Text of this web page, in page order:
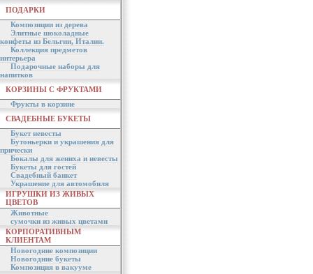
ПОДАРКИ
Композиции из дерева
Элитные шоколадные
конфеты из Бельгии, Италии.
Коллекция предметов
интерьера
Подарочные наборы для
напитков
КОРЗИНЫ С ФРУКТАМИ
Фрукты в корзине
СВАДЕБНЫЕ БУКЕТЫ
Букет невесты
Бутоньерки и украшения для
прически
Бокалы для жениха и невесты
Букеты для гостей
Свадебный банкет
Украшение для автомобиля
ИГРУШКИ ИЗ ЖИВЫХ
ЦВЕТОВ
Животные
сумочки из живых цветами
КОРПОРАТИВНЫМ
КЛИЕНТАМ
Новогодние композиции
Новогодние букеты
Композиция в вакууме